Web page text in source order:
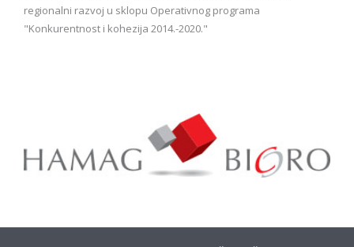
regionalni razvoj u sklopu Operativnog programa
"Konkurentnost i kohezija 2014.-2020."